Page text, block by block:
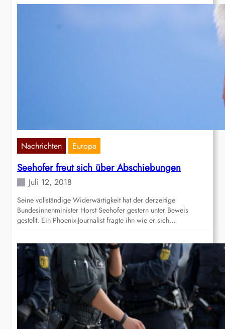
Nachrichten Europa
Seehofer freut sich über Abschiebungen
Juli 12, 2018
Seine vollständige Widerwärtigkeit hat der derzeitige
Bundesinnenminister Horst Seehofer gestern unter Beweis
gestellt. Ein Phoenix-Journalist fragte ihn wie er sich…